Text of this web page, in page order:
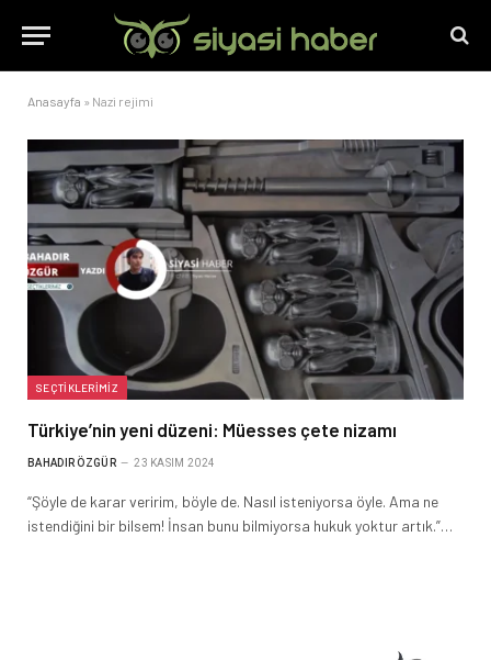
Anasayfa » Nazi rejimi
SEÇTIKLERIMIZ
Türkiye’nin yeni düzeni: Müesses çete nizamı
BAHADIR ÖZGÜR 23 KASIM 2024
“Şöyle de karar veririm, böyle de. Nasıl isteniyorsa öyle. Ama ne
istendiğini bir bilsem! İnsan bunu bilmiyorsa hukuk yoktur artık.”…